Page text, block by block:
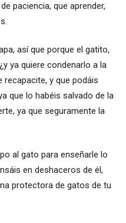
paciencia, que aprender,
así que porque el gatito,
ya quiere condenarlo a la
recapacite, y que podáis
que lo habéis salvado de la
ya que seguramente la
al gato para enseñarle lo
en deshaceros de él,
protectora de gatos de tu